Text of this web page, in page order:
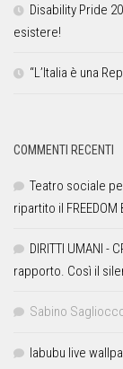
Disability Pride
esistere!
“L’Italia è una
COMMENTI RECENTI
Teatro sociale
ripartito il FREEDOM
DIRITTI UMANI -
rapporto. Così il
Sabino
labubu live